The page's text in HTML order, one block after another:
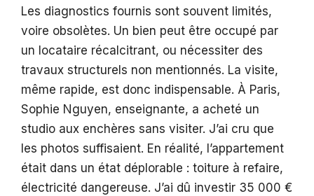
Les diagnostics fournis sont souvent limités,
voire obsolètes. Un bien peut être occupé par
un locataire récalcitrant, ou nécessiter des
travaux structurels non mentionnés. La visite,
même rapide, est donc indispensable. À Paris,
Sophie Nguyen, enseignante, a acheté un
studio aux enchères sans visiter. J’ai cru que
les photos suffisaient. En réalité, l’appartement
était dans un état déplorable : toiture à refaire,
électricité dangereuse. J’ai dû investir 35 000 €